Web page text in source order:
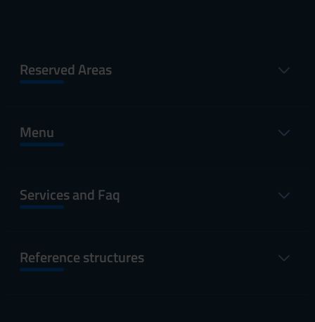
Reserved Areas
Menu
Services and Faq
Reference structures